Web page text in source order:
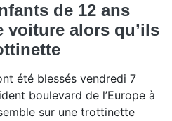
de 12 ans
voiture alors qu’ils
été blessés vendredi 7
boulevard de l’Europe à
sur une trottinette